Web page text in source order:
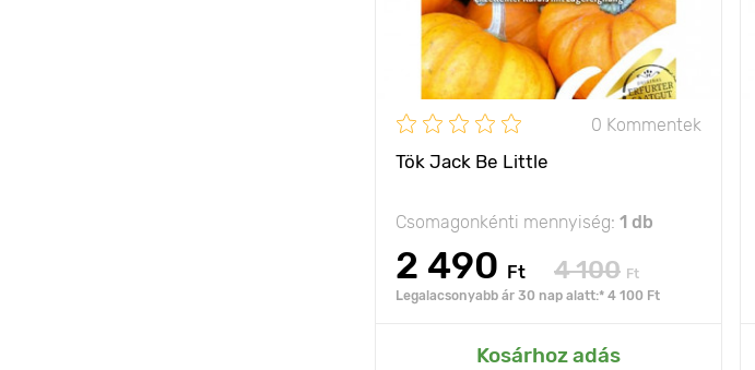
0 Kommentek
Tök Jack Be Little
Csomagonkénti mennyiség: 1 db
2 490 Ft 4 100 Ft
Legalacsonyabb ár 30 nap alatt:* 4 100 Ft
Kosárhoz adás
Fényigény nap
Hozzáadás az Én kertemhez